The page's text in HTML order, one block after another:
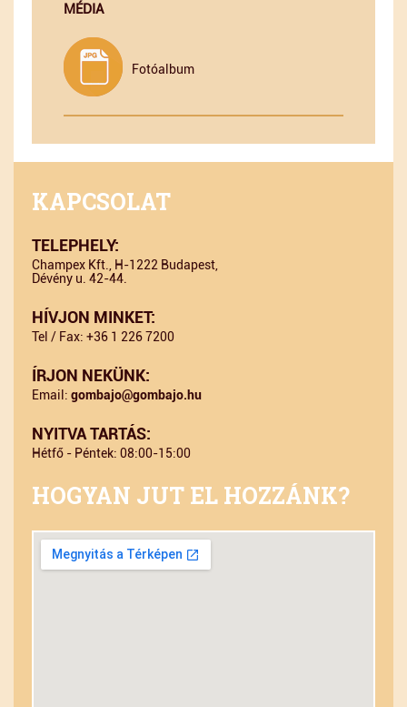
MÉDIA
Fotóalbum
KAPCSOLAT
TELEPHELY:
Champex Kft., H-1222 Budapest,
Dévény u. 42-44.
HÍVJON MINKET:
Tel / Fax: +36 1 226 7200
ÍRJON NEKÜNK:
Email: gombajo@gombajo.hu
NYITVA TARTÁS:
Hétfő - Péntek: 08:00-15:00
HOGYAN JUT EL HOZZÁNK?